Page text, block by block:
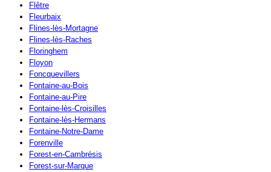
Flêtre
Fleurbaix
Flines-lès-Mortagne
Flines-lès-Raches
Floringhem
Floyon
Foncquevillers
Fontaine-au-Bois
Fontaine-au-Pire
Fontaine-lès-Croisilles
Fontaine-lès-Hermans
Fontaine-Notre-Dame
Forenville
Forest-en-Cambrésis
Forest-sur-Marque